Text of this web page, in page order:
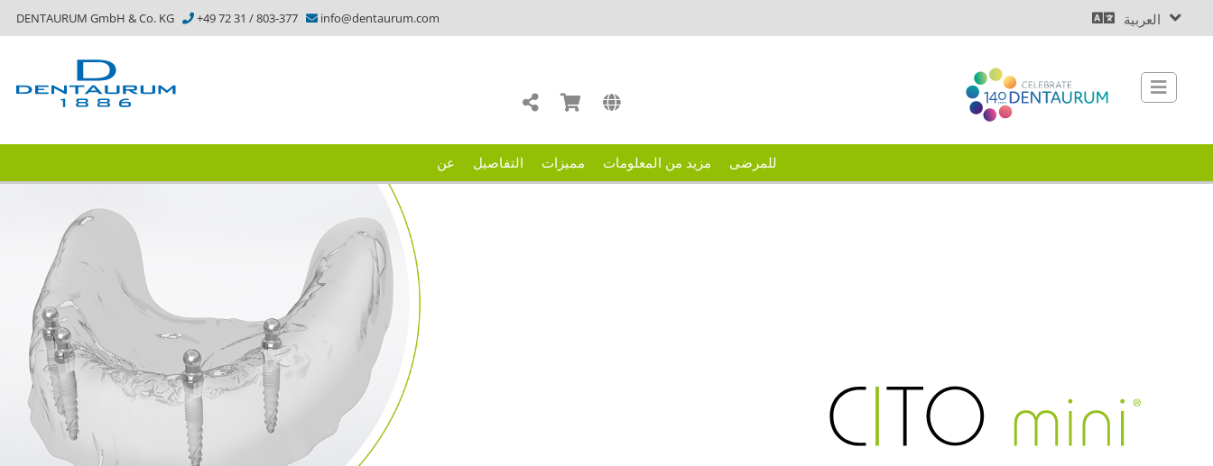
DENTAURUM GmbH & Co. KG +49 72 31 / 803-377 info@dentaurum.com العربية
عن التفاصيل مميزات مزيد من المعلومات للمرضى